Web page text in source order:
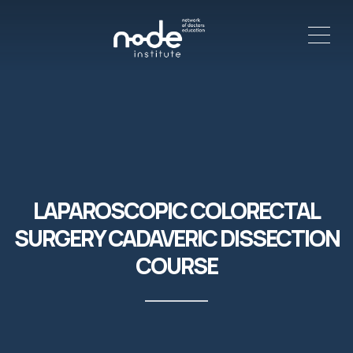
LAPAROSCOPIC COLORECTAL
SURGERY CADAVERIC DISSECTION
COURSE